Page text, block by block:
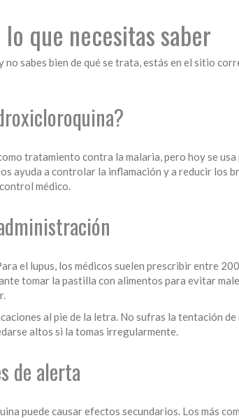
que necesitas saber
sabes bien de qué se trata, estás en el sitio
tratamiento contra la malaria, pero hoy se
ayuda a controlar la inflamación y a reducir los
médico.
el lupus, los médicos suelen prescribir entre
tomar la pastilla con alimentos para evitar
al pie de la letra. No sufras la tentación
altos si la tomas irregularmente.
de alerta
puede causar efectos secundarios. Los más